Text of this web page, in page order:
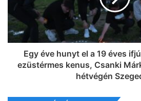
Egy éve hunyt el a 19 éves
ezüstérmes kenus, Csanki
hétvégén